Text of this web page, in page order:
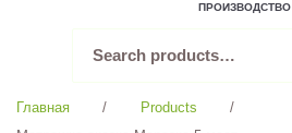
ПРОИЗВОДСТВО
for:
Главная / Products
/